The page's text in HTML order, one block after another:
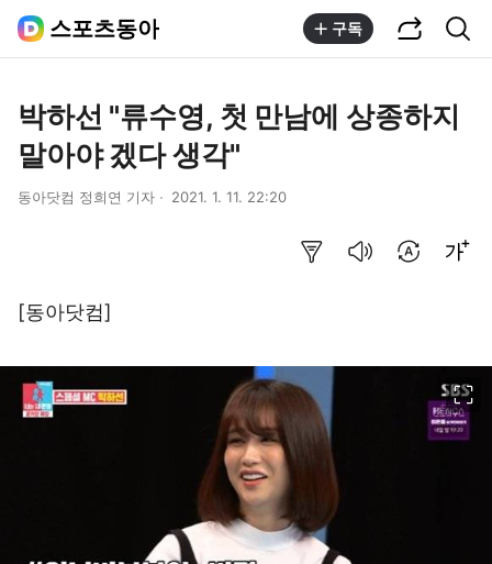
스포츠동아 구독
박하선 "류수영, 첫 만남에 상종하지
말아야 겠다 생각"
동아닷컴 정희연 기자 2021. 1. 11. 22:20
[동아닷컴]